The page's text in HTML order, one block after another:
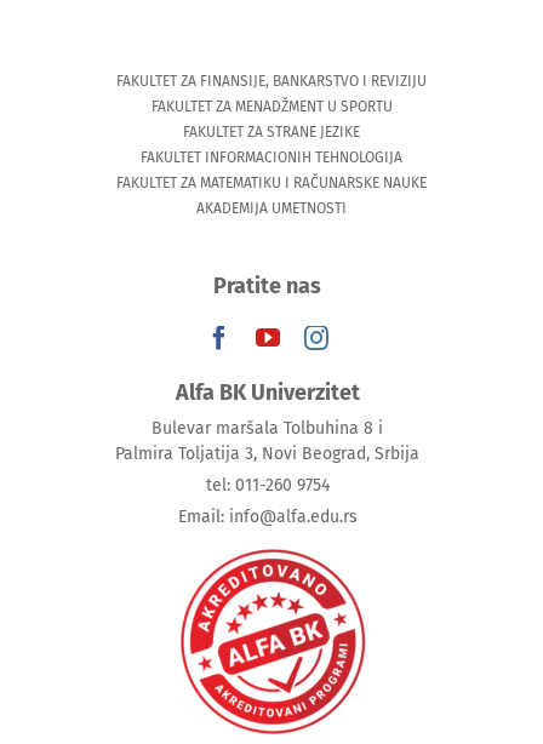
FAKULTET ZA FINANSIJE, BANKARSTVO I REVIZIJU
FAKULTET ZA MENADŽMENT U SPORTU
FAKULTET ZA STRANE JEZIKE
FAKULTET INFORMACIONIH TEHNOLOGIJA
FAKULTET ZA MATEMATIKU I RAČUNARSKE NAUKE
AKADEMIJA UMETNOSTI
Pratite nas
Alfa BK Univerzitet
Bulevar maršala Tolbuhina 8 i
Palmira Toljatija 3, Novi Beograd, Srbija
tel: 011-260 9754
Email: info@alfa.edu.rs